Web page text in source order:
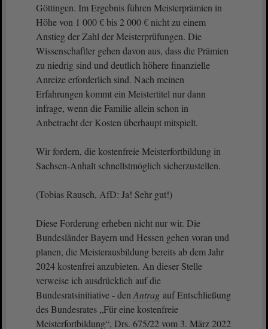
Göttingen. Im Ergebnis führen Meisterprämien in
Höhe von 1 000 € bis 2 000 € nicht zu einem
Anstieg der Zahl der Meisterprüfungen. Die
Wissenschaftler gehen davon aus, dass die Prämien
zu niedrig sind und deutlich höhere finanzielle
Anreize erforderlich sind. Nach meinen
Erfahrungen kommt ein Meistertitel nur dann
infrage, wenn die Familie allein schon in
Anbetracht der Kosten überhaupt mitspielt.
Wir fordern, die kostenfreie Meisterfortbildung in
Sachsen-Anhalt schnellstmöglich sicherzustellen.
(Tobias Rausch, AfD: Ja! Sehr gut!)
Diese Forderung erheben nicht nur wir. Die
Bundesländer Bayern und Hessen gehen voran und
planen, die Meisterausbildung bereits ab dem Jahr
2024 kostenfrei anzubieten. An dieser Stelle
verweise ich ausdrücklich auf die
Bundesratsinitiative - den Antrag auf Entschließung
des Bundesrates „Für eine kostenfreie
Meisterfortbildung“, Drs. 675/22 vom 3. März 2022